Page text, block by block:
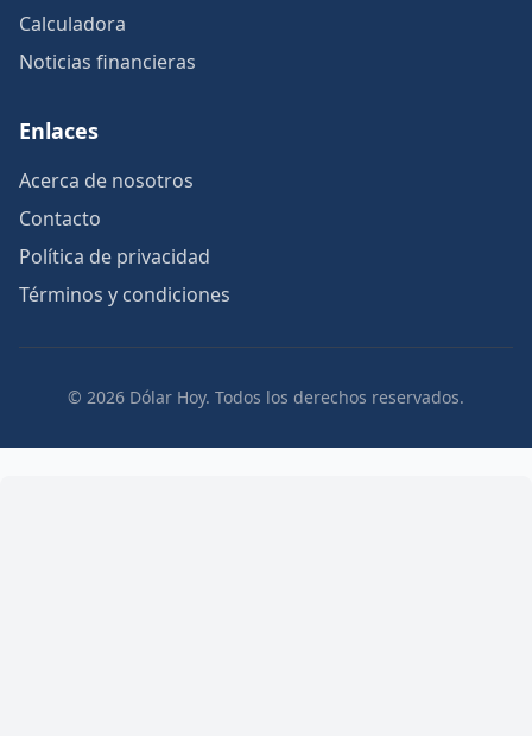
Calculadora
Noticias financieras
Enlaces
Acerca de nosotros
Contacto
Política de privacidad
Términos y condiciones
© 2026 Dólar Hoy. Todos los derechos reservados.